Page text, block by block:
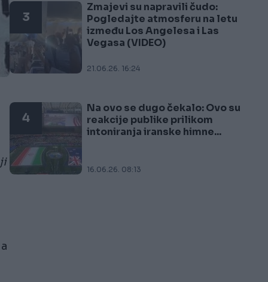
3
Zmajevi su napravili čudo:
Pogledajte atmosferu na letu
između Los Angelesa i Las
Vegasa (VIDEO)
21.06.26. 16:24
4
Na ovo se dugo čekalo: Ovo su
reakcije publike prilikom
intoniranja iranske himne...
16.06.26. 08:13